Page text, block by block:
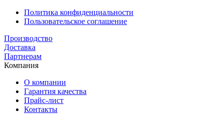
Политика конфиденциальности
Пользовательское соглашение
Производство
Доставка
Партнерам
Компания
О компании
Гарантия качества
Прайс-лист
Контакты